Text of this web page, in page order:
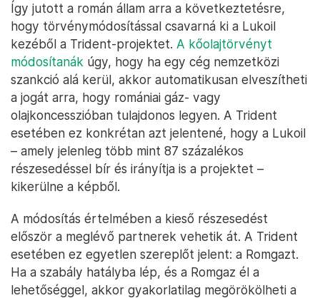
Így jutott a román állam arra a következtetésre,
hogy törvénymódosítással csavarná ki a Lukoil
kezéből a Trident-projektet. A kőolajtörvényt
módosítanák úgy, hogy ha egy cég nemzetközi
szankció alá kerül, akkor automatikusan elveszítheti
a jogát arra, hogy romániai gáz- vagy
olajkoncesszióban tulajdonos legyen. A Trident
esetében ez konkrétan azt jelentené, hogy a Lukoil
– amely jelenleg több mint 87 százalékos
részesedéssel bír és irányítja is a projektet –
kikerülne a képből.
A módosítás értelmében a kieső részesedést
először a meglévő partnerek vehetik át. A Trident
esetében ez egyetlen szereplőt jelent: a Romgazt.
Ha a szabály hatályba lép, és a Romgaz él a
lehetőséggel, akkor gyakorlatilag megörökölheti a